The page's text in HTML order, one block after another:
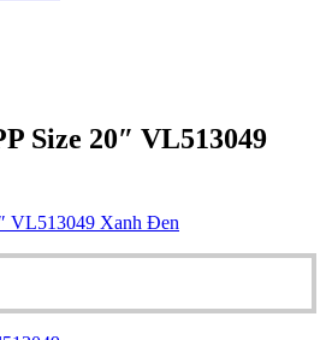
Size 20″ VL513049
VL513049 Xanh Đen